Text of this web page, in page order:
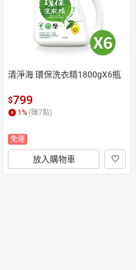
清淨海 環保洗衣精1800gX6瓶
$799
1% (賺7點)
免運
放入購物車